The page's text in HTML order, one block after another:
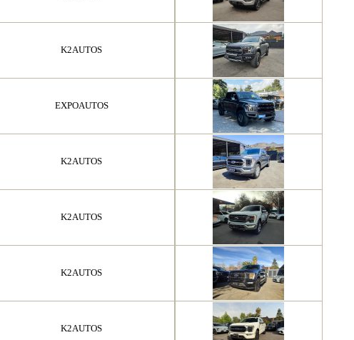
K2AUTOS
EXPOAUTOS
K2AUTOS
K2AUTOS
K2AUTOS
K2AUTOS